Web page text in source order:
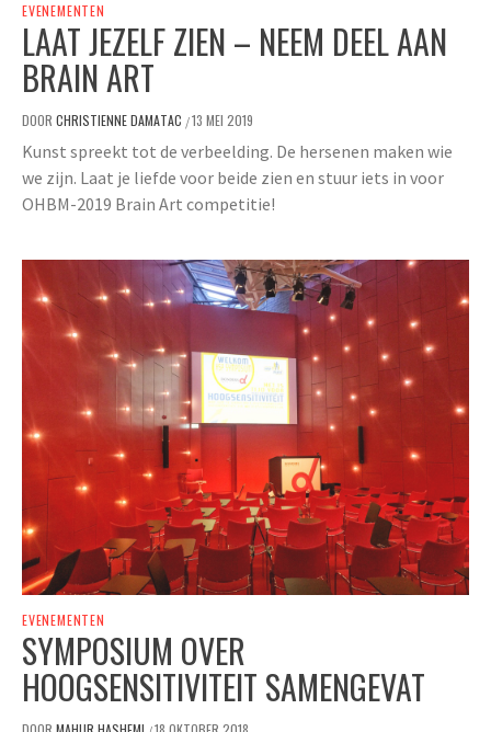
EVENEMENTEN
LAAT JEZELF ZIEN – NEEM DEEL AAN
BRAIN ART
DOOR CHRISTIENNE DAMATAC /13 MEI 2019
Kunst spreekt tot de verbeelding. De hersenen maken wie
we zijn. Laat je liefde voor beide zien en stuur iets in voor
OHBM-2019 Brain Art competitie!
EVENEMENTEN
SYMPOSIUM OVER
HOOGSENSITIVITEIT SAMENGEVAT